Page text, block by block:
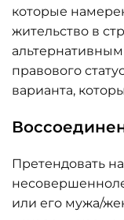
которые
жительство в
правового
варианта,
Претендовать
или его мужа/